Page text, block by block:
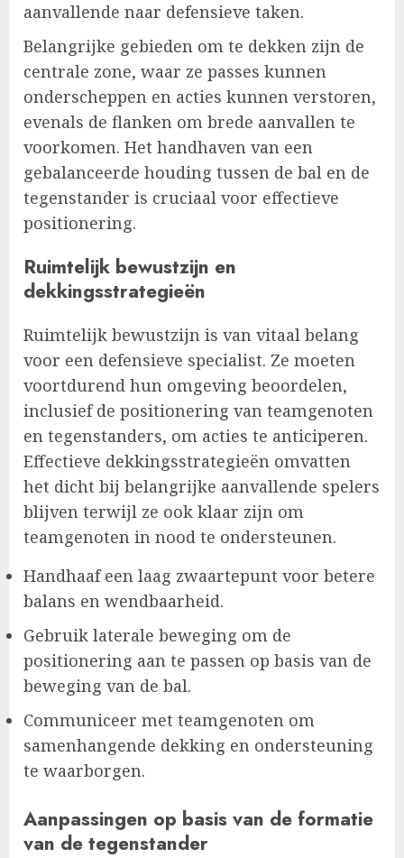
aanvallende naar defensieve taken.
Belangrijke gebieden om te dekken zijn de
centrale zone, waar ze passes kunnen
onderscheppen en acties kunnen verstoren,
evenals de flanken om brede aanvallen te
voorkomen. Het handhaven van een
gebalanceerde houding tussen de bal en de
tegenstander is cruciaal voor effectieve
positionering.
Ruimtelijk bewustzijn en
dekkingsstrategieën
Ruimtelijk bewustzijn is van vitaal belang
voor een defensieve specialist. Ze moeten
voortdurend hun omgeving beoordelen,
inclusief de positionering van teamgenoten
en tegenstanders, om acties te anticiperen.
Effectieve dekkingsstrategieën omvatten
het dicht bij belangrijke aanvallende spelers
blijven terwijl ze ook klaar zijn om
teamgenoten in nood te ondersteunen.
Handhaaf een laag zwaartepunt voor betere
balans en wendbaarheid.
Gebruik laterale beweging om de
positionering aan te passen op basis van de
beweging van de bal.
Communiceer met teamgenoten om
samenhangende dekking en ondersteuning
te waarborgen.
Aanpassingen op basis van de formatie
van de tegenstander